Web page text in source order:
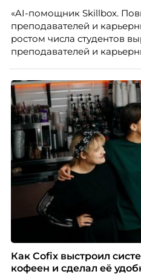
Тимур Соколов, ключевой
стратегическому
культуры лидерства в
«AI-помощник Skillbox.
преподавателей и
ростом числа студентов
преподавателей и
повысить эффективность
процессы, сохранить
масштабироваться без
появился AI-помощник,
Skillbox.
Как Cofix выстроил
кофеен и сделал её